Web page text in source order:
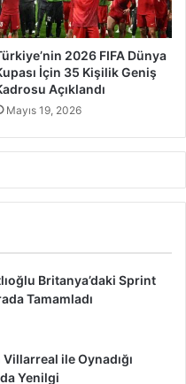
2026 FIFA Dünya
İçin 35 Kişilik Geniş
Açıklandı
Mayıs 19, 2026
Britanya’daki Sprint
Tamamladı
Villarreal ile Oynadığı
Yenilgi